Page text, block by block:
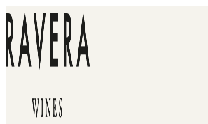
Ir
al
contenido